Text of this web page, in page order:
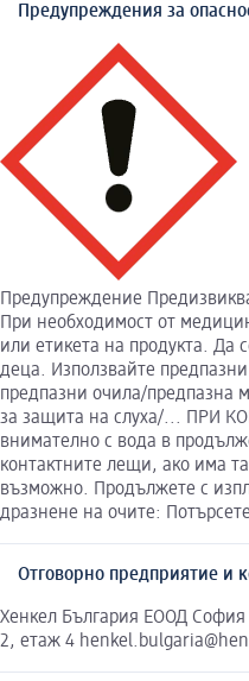
Предупреждения за
Предупреждение
При необходимост от
или етикета на продукта. Да
деца. Използвайте
предпазни очила/предпазна
за защита на слуха/... ПРИ
внимателно с вода в
контактните лещи, ако има
възможно. Продължете с
дразнене на очите:
Отговорно предприятие и
Хенкел България ЕООД
2, етаж 4